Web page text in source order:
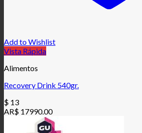
Add to Wishlist
Vista Rápida
Alimentos
Recovery Drink 540gr.
$ 13
AR$ 17990.00